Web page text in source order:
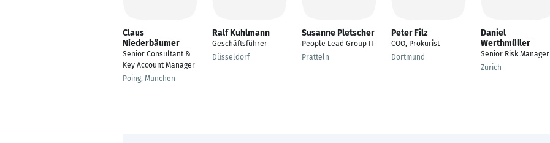
Claus
Niederbäumer
Senior Consultant &
Key Account Manager
Poing, München
Ralf Kuhlmann
Geschäftsführer
Düsseldorf
Susanne Pletscher
People Lead Group IT
Pratteln
Peter Filz
COO, Prokurist
Dortmund
Daniel
Werthmüller
Senior Risk Manager
Zürich